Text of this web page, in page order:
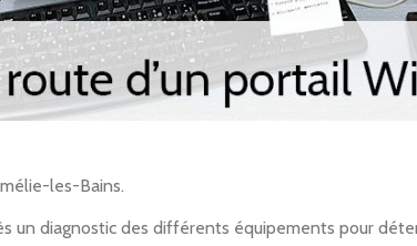
les-Bains.
un diagnostic des différents équipements pour